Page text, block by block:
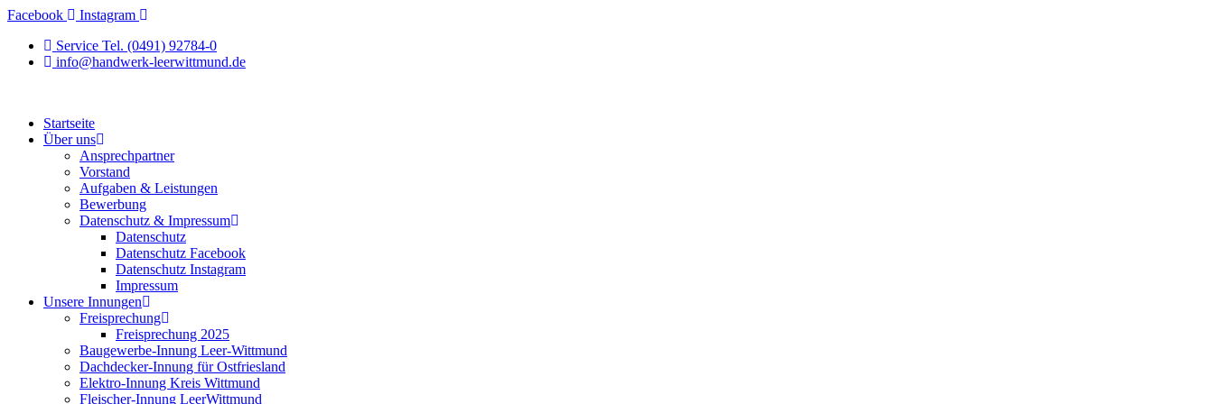
Zum
springen
Facebook
Instagram
Service Tel. (0491) 92784-0
info@handwerk-leerwittmund.de
Startseite
Über uns
Ansprechpartner
Vorstand
Aufgaben & Leistungen
Bewerbung
Datenschutz & Impressum
Datenschutz
Datenschutz Facebook
Datenschutz Instagram
Impressum
Unsere Innungen
Freisprechung
Freisprechung 2025
Baugewerbe-Innung Leer-Wittmund
Dachdecker-Innung für Ostfriesland
Elektro-Innung Kreis Wittmund
Fleischer-Innung LeerWittmund